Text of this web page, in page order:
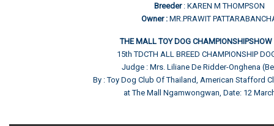
Breeder : KAREN M THOMPSON
Owner : MR.PRAWIT
THE MALL TOY DOG
15th TDCTH ALL BREED CHAMPIONSHIP
Judge : Mrs. Liliane De Ridder-Onghena
By : Toy Dog Club Of Thailand, American Stafford
at The Mall Ngamwongwan, Date: 12